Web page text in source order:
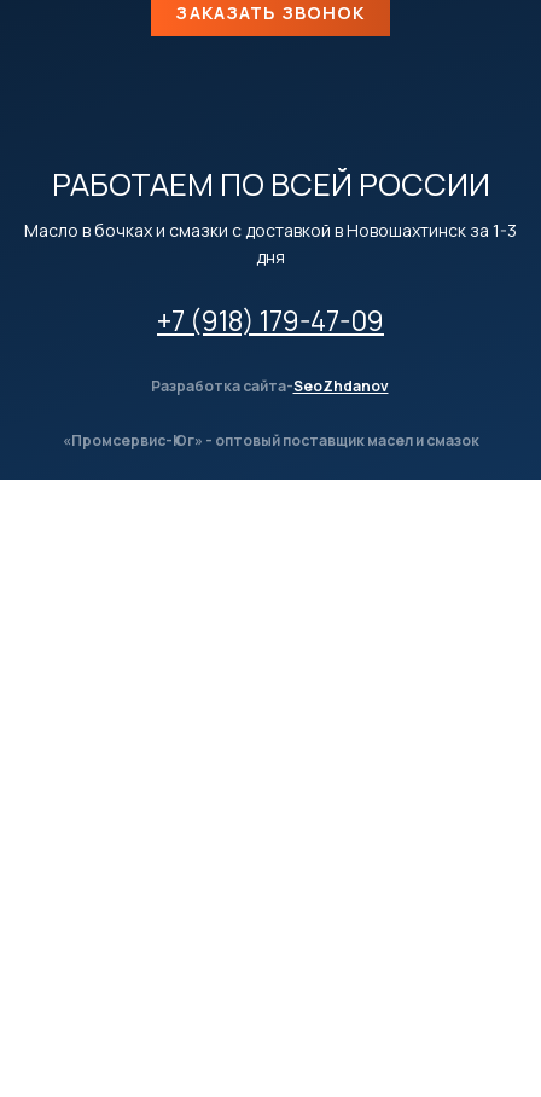
ЗАКАЗАТЬ ЗВОНОК
+7 (918) 179-47-09
Разработка сайта-SeoZhdanov
«Промсервис-Юг» - оптовый поставщик масел и смазок
РАБОТАЕМ ПО ВСЕЙ РОССИИ
Масло в бочках и смазки с доставкой в Новошахтинск за 1-3
дня